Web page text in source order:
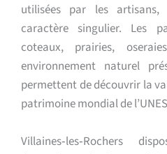
utilisées par les
caractère singulier. Les
coteaux, prairies,
environnement naturel
permettent de découvrir la
patrimoine mondial de
Villaines‑les‑Rochers